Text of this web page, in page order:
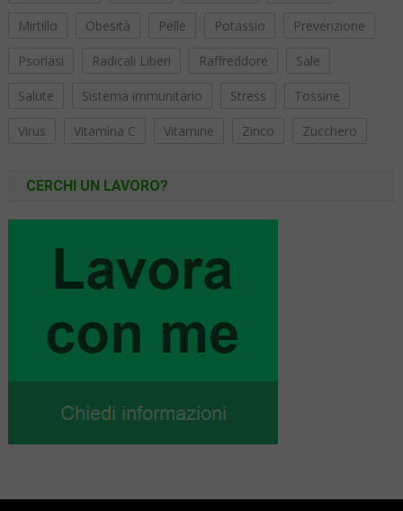
Mirtillo Obesità Pelle Potassio Prevenzione
Psoriasi Radicali Liberi Raffreddore Sale
Salute Sistema immunitario Stress Tossine
Virus Vitamina C Vitamine Zinco Zucchero
CERCHI UN LAVORO?